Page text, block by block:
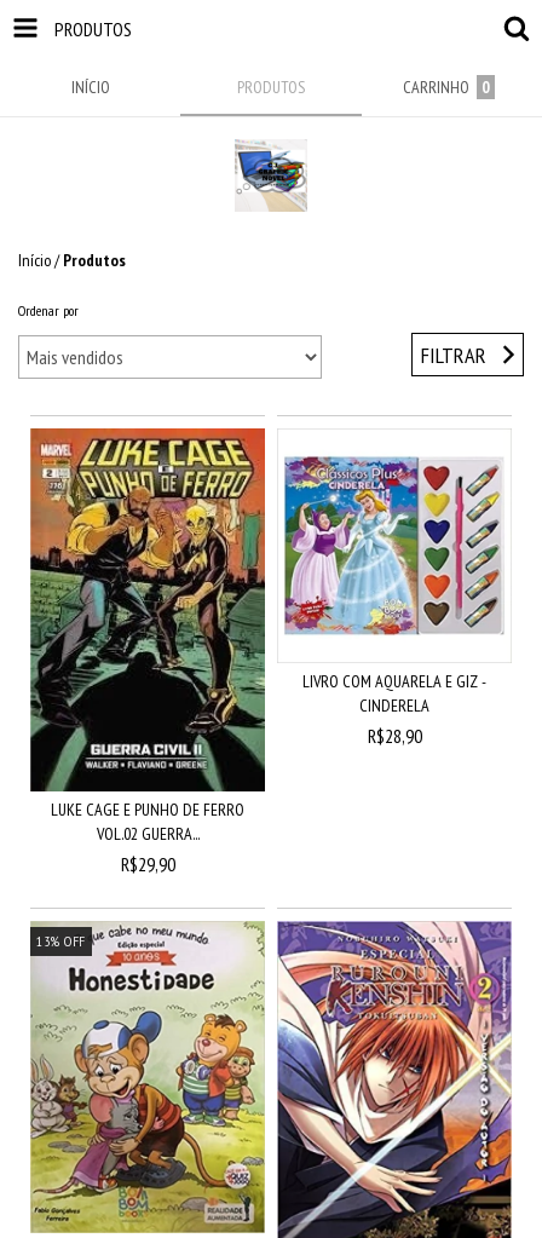
PRODUTOS
INÍCIO PRODUTOS CARRINHO 0
Início/ Produtos
Ordenar por
FILTRAR
LUKE CAGE E PUNHO DE FERRO
VOL.02 GUERRA...
R$29,90
LIVRO COM AQUARELA E GIZ -
CINDERELA
R$28,90
13% OFF